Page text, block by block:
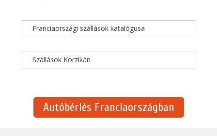
Franciaországi szállások katalógusa
Szállások Korzikán
Autóbérlés Franciaországban